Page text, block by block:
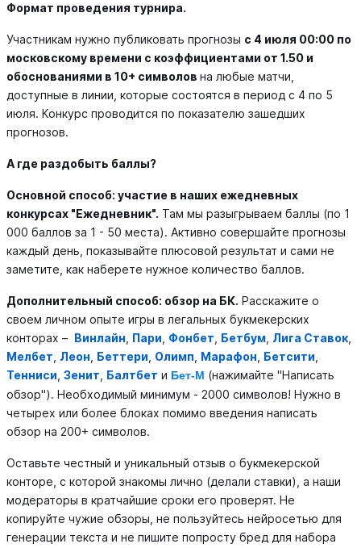
Формат проведения турнира.
Участникам нужно публиковать прогнозы с 4 июля 00:00 по
московскому времени с коэффициентами от 1.50 и
обоснованиями в 10+ символов на любые матчи,
доступные в линии, которые состоятся в период с 4 по 5
июля. Конкурс проводится по показателю зашедших
прогнозов.
А где раздобыть баллы?
Основной способ: участие в наших ежедневных
конкурсах "Ежедневник". Там мы разыгрываем баллы (по 1
000 баллов за 1 - 50 места). Активно совершайте прогнозы
каждый день, показывайте плюсовой результат и сами не
заметите, как наберете нужное количество баллов.
Дополнительный способ: обзор на БК. Расскажите о
своем личном опыте игры в легальных букмекерских
конторах – Винлайн Пари Фонбет Бетбум Лига Ставок
Мелбет Леон Беттери Олимп Марафон Бетсити
Тенниси Зенит Балтбет и Бет-М (нажимайте "Написать
обзор"). Необходимый минимум - 2000 символов! Нужно в
четырех или более блоках помимо введения написать
обзор на 200+ символов.
Оставьте честный и уникальный отзыв о букмекерской
конторе, с которой знакомы лично (делали ставки), а наши
модераторы в кратчайшие сроки его проверят. Не
копируйте чужие обзоры, не пользуйтесь нейросетью для
генерации текста и не пишите попросту бред для набора